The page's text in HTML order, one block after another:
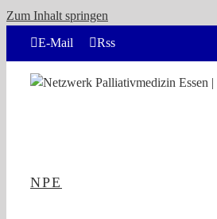
Zum Inhalt springen
E-Mail
Rss
NPE